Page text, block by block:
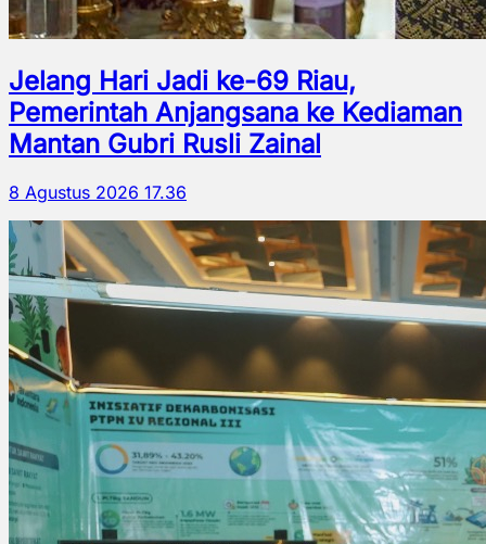
Jelang Hari Jadi ke-69 Riau,
Pemerintah Anjangsana ke Kediaman
Mantan Gubri Rusli Zainal
8 Agustus 2026 17.36